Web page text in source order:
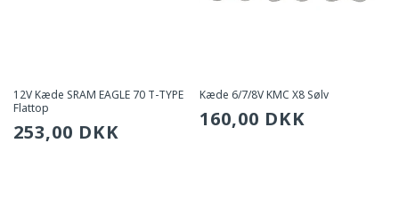
12V Kæde SRAM EAGLE 70 T-TYPE
Flattop
Sædvanlig
253,00 DKK
Kæde 6/7/8V KMC X8 Sølv
Sædvanlig
160,00 DKK